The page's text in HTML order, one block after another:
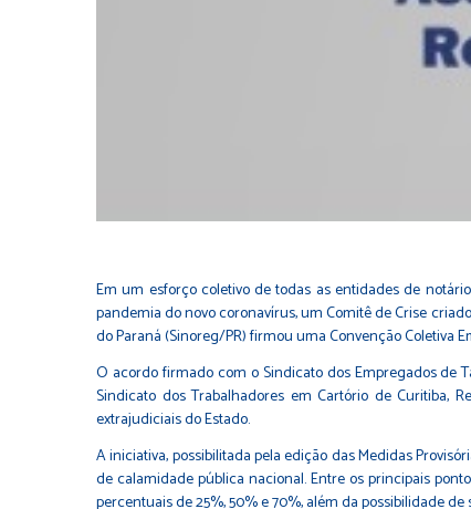
Em um esforço coletivo de todas as entidades de
pandemia do novo coronavírus, um Comitê de Crise
do Paraná (Sinoreg/PR) firmou uma Convenção Coletiva
O acordo firmado com o Sindicato dos Empregados de
Sindicato dos Trabalhadores em Cartório de Curitiba,
extrajudiciais do Estado.
A iniciativa, possibilitada pela edição das Medidas
de calamidade pública nacional. Entre os principais
percentuais de 25%, 50% e 70%, além da possibilidade